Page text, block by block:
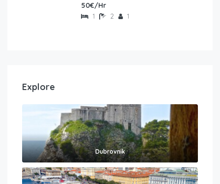
50€/Hr
1 2 1
Explore
Dubrovnik